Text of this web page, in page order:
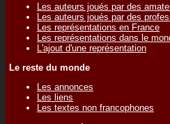
Les auteurs joués par des
Les auteurs joués par des
Les représentations en France
Les représentations dans le
L'ajout d'une représentation
Le reste du monde
Les annonces
Les liens
Les textes non francophones